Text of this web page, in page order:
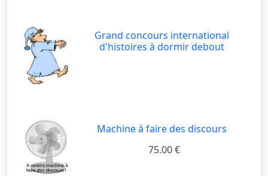
Grand concours international
d'histoires à dormir debout
Machine à faire des discours
75.00 €